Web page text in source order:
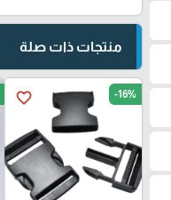
منتجات ذات صلة
favorite_border -16%